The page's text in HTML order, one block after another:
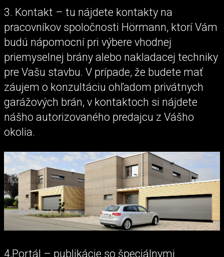
3. Kontakt – tu nájdete kontakty na
pracovníkov spoločnosti Hörmann, ktorí Vám
budú nápomocní pri výbere vhodnej
priemyselnej brány alebo nakladacej techniky
pre Vašu stavbu. V prípade, že budete mať
záujem o konzultáciu ohľadom privátnych
garážových brán, v kontaktoch si nájdete
nášho autorizovaného predajcu z Vášho
okolia.
4,Portál – publikácie so špeciálnymi